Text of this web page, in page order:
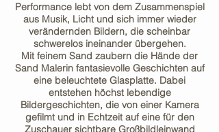
Performance lebt von dem Zusammenspiel
aus Musik, Licht und sich immer wieder
verändernden Bildern, die scheinbar
schwerelos ineinander übergehen.
Mit feinem Sand zaubern die Hände der
Sand Malerin fantasievolle Geschichten auf
eine beleuchtete Glasplatte. Dabei
entstehen höchst lebendige
Bildergeschichten, die von einer Kamera
gefilmt und in Echtzeit auf eine für den